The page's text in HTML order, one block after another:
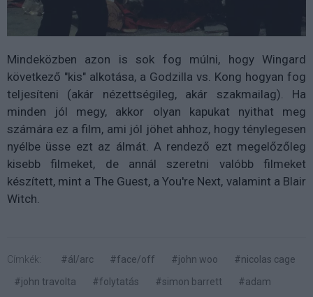
Mindeközben azon is sok fog múlni, hogy Wingard
következő "kis" alkotása, a Godzilla vs. Kong hogyan fog
teljesíteni (akár nézettségileg, akár szakmailag). Ha
minden jól megy, akkor olyan kapukat nyithat meg
számára ez a film, ami jól jöhet ahhoz, hogy ténylegesen
nyélbe üsse ezt az álmát. A rendező ezt megelőzőleg
kisebb filmeket, de annál szeretni valóbb filmeket
készített, mint a The Guest, a You're Next, valamint a Blair
Witch.
Címkék: #ál/arc #face/off #john woo
#nicolas cage
#john travolta
#folytatás #simon barrett
#adam